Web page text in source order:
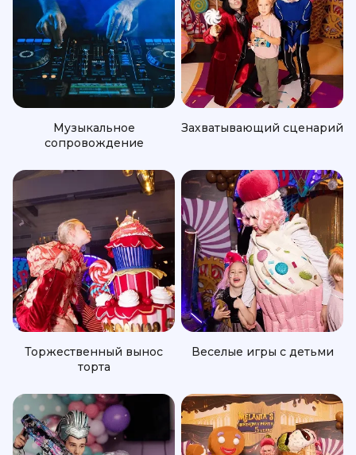
Музыкальное
сопровождение
Захватывающий сценарий
Торжественный вынос
торта
Веселые игры с детьми